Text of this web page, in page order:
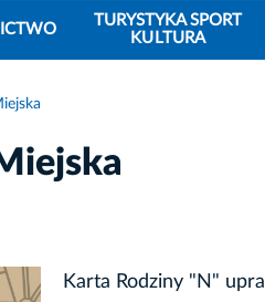
TURYSTYKA SPORT
KULTURA
Karta Rodziny "N"